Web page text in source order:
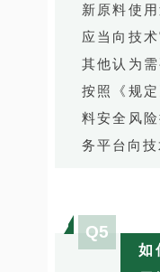
新原料使
应当向技
其他认为
按照《规
料安全风
务平台向技
Q5
如